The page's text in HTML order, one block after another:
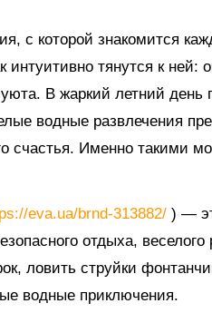
с которой знакомится
интуитивно тянутся к
уюта. В жаркий летний
водные развлечения
счастья. Именно такими
eva.ua/brnd-313882/ ) —
отдыха,
ловить струйки
водные приключения.